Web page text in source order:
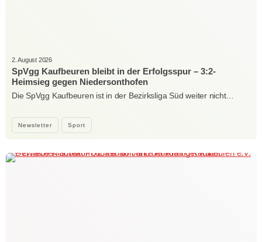
Newsletter Sport
2. August 2026
SpVgg Kaufbeuren bleibt in der Erfolgsspur – 3:2-
Heimsieg gegen Niedersonthofen
Die SpVgg Kaufbeuren ist in der Bezirksliga Süd weiter nicht…